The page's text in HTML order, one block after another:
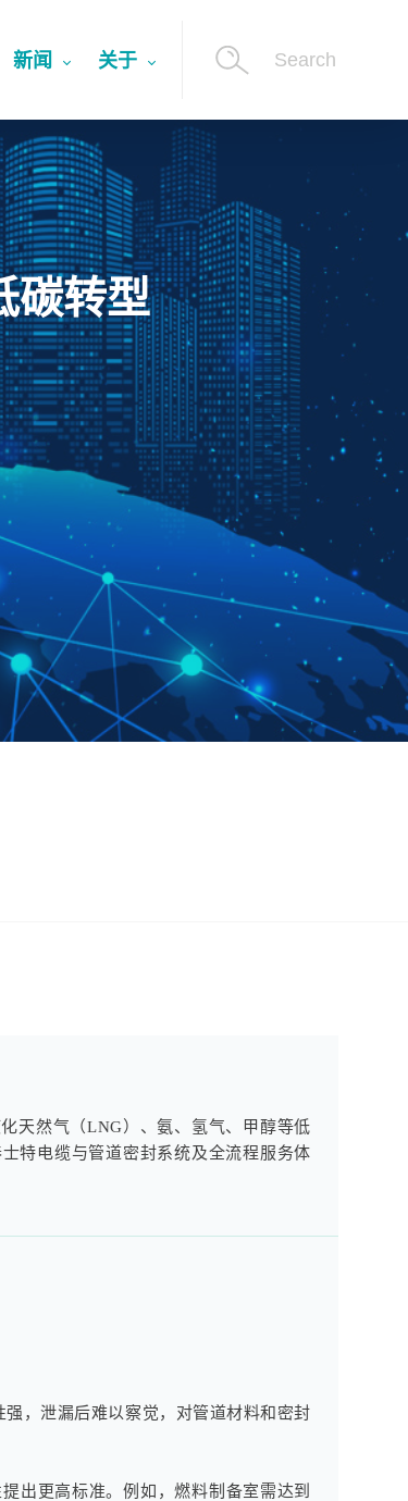
新闻 关于 Search
碳转型
天然气（LNG）、氨、氢气、甲醇等低
特电缆与管道密封系统及全流程服务体
，泄漏后难以察觉，对管道材料和密封
出更高标准。例如，燃料制备室需达到